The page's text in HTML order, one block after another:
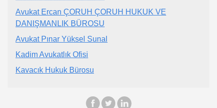
Avukat Ercan ÇORUH ÇORUH HUKUK VE
DANIŞMANLIK BÜROSU
Avukat Pınar Yüksel Sunal
Kadim Avukatlık Ofisi
Kavacık Hukuk Bürosu